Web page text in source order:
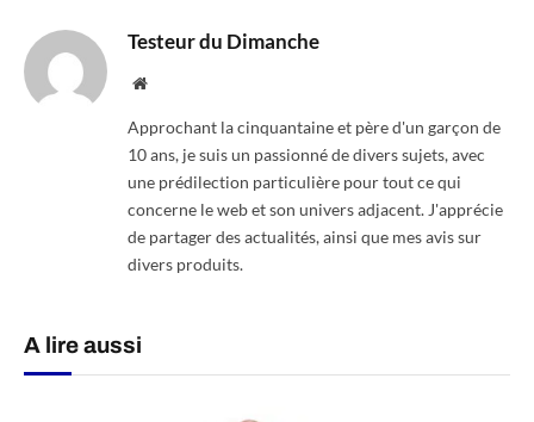
Testeur du Dimanche
Website
Approchant la cinquantaine et père d'un garçon de
10 ans, je suis un passionné de divers sujets, avec
une prédilection particulière pour tout ce qui
concerne le web et son univers adjacent. J'apprécie
de partager des actualités, ainsi que mes avis sur
divers produits.
A lire aussi